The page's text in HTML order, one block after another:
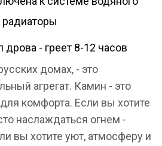
радиаторы
дрова - греет 8-12 часов
домах, - это
агрегат. Камин - это
комфорта. Если вы хотите
наслаждаться огнем -
вы хотите уют, атмосферу и